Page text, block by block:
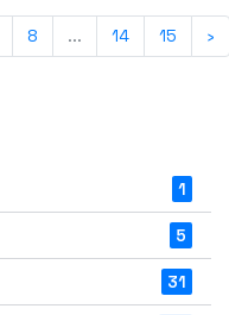
8 ... 14 15 ›
1
5
31